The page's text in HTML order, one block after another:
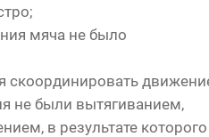
мяча не было
скоординировать
не были вытягиванием,
в результате которого